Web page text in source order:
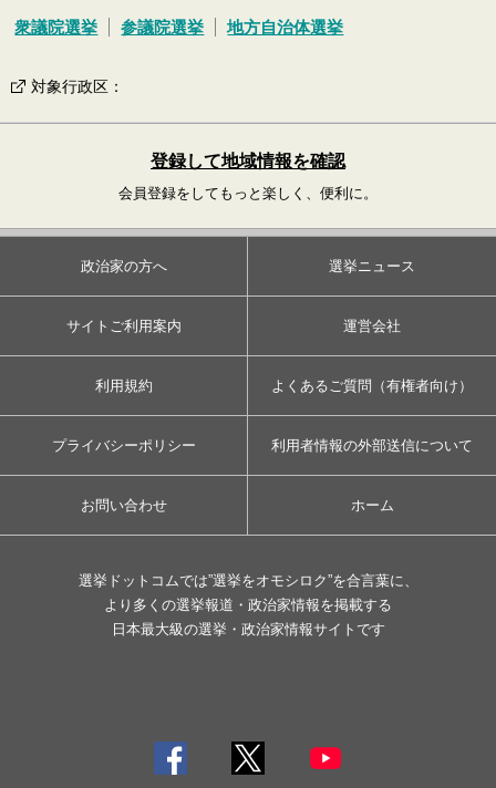
衆議院選挙 参議院選挙 地方自治体選挙
対象行政区 ：
登録して地域情報を確認
会員登録をしてもっと楽しく、便利に。
政治家の方へ 選挙ニュース
サイトご利用案内 運営会社
利用規約 よくあるご質問（有権者向け）
プライバシーポリシー 利用者情報の外部送信について
お問い合わせ ホーム
選挙ドットコムでは”選挙をオモシロク”を合言葉に、
より多くの選挙報道・政治家情報を掲載する
日本最大級の選挙・政治家情報サイトです